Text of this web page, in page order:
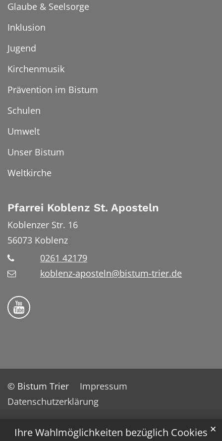
Ihre Wahlmöglichkeiten bezüglich Cookies ✕
Glaube & Seelsorge
Inklusion
Jugend
Kirchenmusik
Prävention im Bistum
Schulen
Umwelt
Unser Bistum
Weltkirche
Pfarrei Koblenz St. Aposteln
Koblenzer Str. 16
56073 Koblenz
0261 42179
koblenz-aposteln@bistum-trier.de
Bistum Trier auf YouTube
© Bistum Trier
Impressum
Datenschutzerklärung